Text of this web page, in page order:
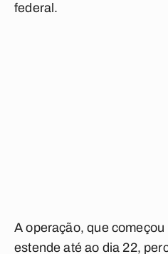
federal.
A operação, que
estende até ao dia 22,